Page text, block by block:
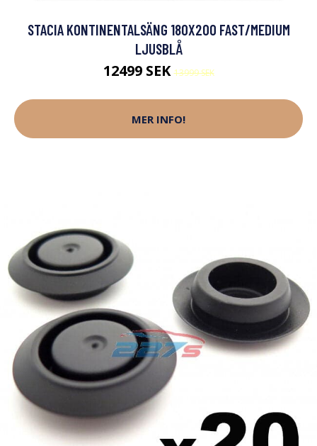
STACIA KONTINENTALSÄNG 180X200 FAST/MEDIUM
LJUSBLÅ
12499 SEK13999 SEK
MER INFO!